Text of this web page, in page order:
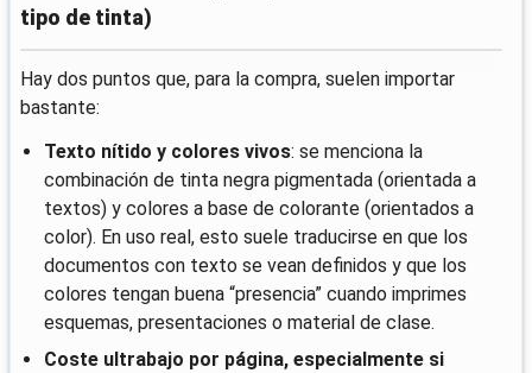
tipo de tinta)
Hay dos puntos que, para la compra, suelen importar
bastante:
Texto nítido y colores vivos: se menciona la
combinación de tinta negra pigmentada (orientada a
textos) y colores a base de colorante (orientados a
color). En uso real, esto suele traducirse en que los
documentos con texto se vean definidos y que los
colores tengan buena “presencia” cuando imprimes
esquemas, presentaciones o material de clase.
Coste ultrabajo por página, especialmente si